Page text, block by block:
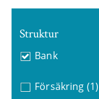
Struktur
Bank
Försäkring (1)